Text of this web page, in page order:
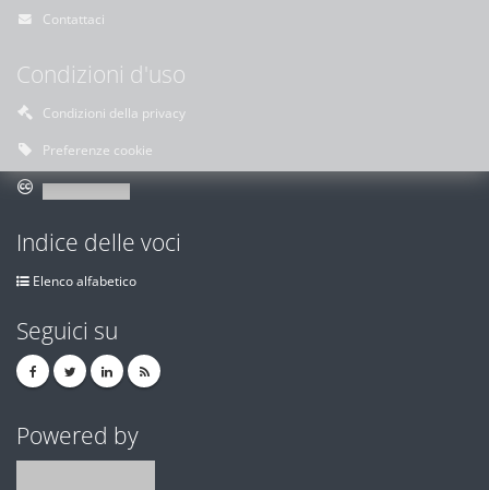
Contattaci
Condizioni d'uso
Condizioni della privacy
Preferenze cookie
Indice delle voci
Elenco alfabetico
Seguici su
Powered by